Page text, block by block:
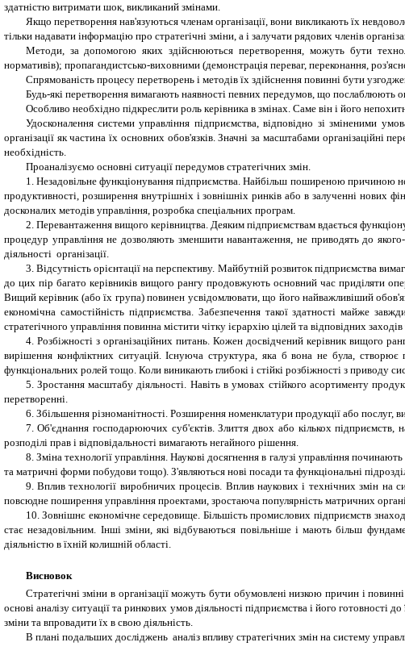
здатністю витримати шок, викликаний змінами.
Якщо перетворення нав'язуються членам організації, вони викликають їх
тільки надавати інформацію про стратегічні зміни, а і залучати рядових членів
Методи, за допомогою яких здійснюються перетворення, можуть бути
нормативів); пропагандистсько-виховними (демонстрація переваг, переконання,
Спрямованість процесу перетворень і методів їх здійснення повинні бути
Будь-які перетворення вимагають наявності певних передумов, що послаблюють
Особливо необхідно підкреслити роль керівника в змінах. Саме він і його
Удосконалення системи управління підприємства, відповідно зі зміненими
організації як частина їх основних обов'язків. Значні за масштабами
необхідність.
Проаналізуємо основні ситуації передумов стратегічних змін.
1. Незадовільне функціонування підприємства. Найбільш поширеною причиною
продуктивності, розширення внутрішніх і зовнішніх ринків або в залученні нових
досконалих методів управління, розробка спеціальних програм.
2. Перевантаження вищого керівництва. Деяким підприємствам вдається
процедур управління не дозволяють зменшити навантаження, не приводять до
діяльності організації.
3. Відсутність орієнтації на перспективу. Майбутній розвиток підприємства
до цих пір багато керівників вищого рангу продовжують основний час приділяти
Вищий керівник (або їх група) повинен усвідомлювати, що його найважливіший
економічна самостійність підприємства. Забезпечення такої здатності майже
стратегічного управління повинна містити чітку ієрархію цілей та відповідних заходів
4. Розбіжності з організаційних питань. Кожен досвідчений керівник вищого
вирішення конфліктних ситуацій. Існуюча структура, яка б вона не була, створює
функціональних ролей тощо. Коли виникають глибокі і стійкі розбіжності з
5. Зростання масштабу діяльності. Навіть в умовах стійкого асортименту
перетворенні.
6. Збільшення різноманітності. Розширення номенклатури продукції або послуг,
7. Об'єднання господарюючих суб'єктів. Злиття двох або кількох підприємств,
розподілі прав і відповідальності вимагають негайного рішення.
8. Зміна технології управління. Наукові досягнення в галузі управління
та матричні форми побудови тощо). З'являються нові посади та функціональні
9. Вплив технології виробничих процесів. Вплив наукових і технічних змін
повсюдне поширення управління проектами, зростаюча популярність матричних
10. Зовнішнє економічне середовище. Більшість промислових підприємств
стає незадовільним. Інші зміни, які відбуваються повільніше і мають більш
діяльністю в їхній колишній області.
Висновок
Стратегічні зміни в організації можуть бути обумовлені низкою причин і
основі аналізу ситуації та ринкових умов діяльності підприємства і його
зміни та впровадити їх в свою діяльність.
В плані подальших досліджень аналіз впливу стратегічних змін на систему